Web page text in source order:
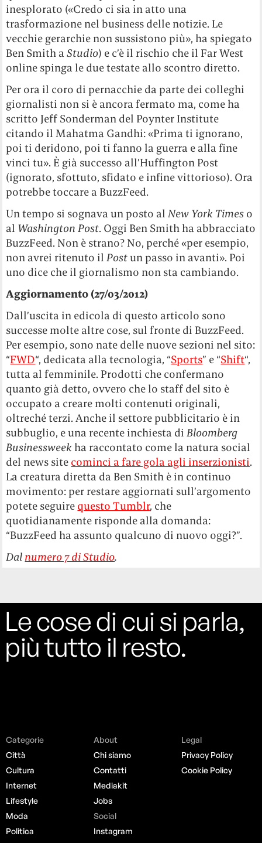
inesplorato («Credo ci sia in atto una
trasformazione nel business delle notizie. Le
vecchie gerarchie non sussistono più», ha spiegato
Ben Smith aStudio) e c’è il rischio che il Far West
online spinga le due testate allo scontro diretto.
Per ora il coro di pernacchie da parte dei colleghi
giornalisti non si è ancora fermato ma, come ha
scritto Jeff Sonderman del Poynter Institute
citando il Mahatma Gandhi: «Prima ti ignorano,
poi ti deridono, poi ti fanno la guerra e alla fine
vinci tu». È già successo all’Huffington Post
(ignorato, sfottuto, sfidato e infine vittorioso). Ora
potrebbe toccare a BuzzFeed.
Un tempo si sognava un posto alNew York Times o
al Washington Post. Oggi Ben Smith ha abbracciato
BuzzFeed. Non è strano? No, perché «per esempio,
non avrei ritenuto ilPostun passo in avanti». Poi
uno dice che il giornalismo non sta cambiando.
Aggiornamento (27/03/2012)
Dall’uscita in edicola di questo articolo sono
successe molte altre cose, sul fronte di BuzzFeed.
Per esempio, sono nate delle nuove sezioni nel sito:
“FWD“, dedicata alla tecnologia, “Sports” e “Shift“,
tutta al femminile. Prodotti che confermano
quanto già detto, ovvero che lo staff del sito è
occupato a creare molti contenuti originali,
oltreché terzi. Anche il settore pubblicitario è in
subbuglio, e una recente inchiesta diBloomberg
Businessweek ha raccontato come la natura social
del news site cominci a fare gola agli inserzionisti.
La creatura diretta da Ben Smith è in continuo
movimento: per restare aggiornati sull’argomento
potete seguire questo Tumblr, che
quotidianamente risponde alla domanda:
“BuzzFeed ha assunto qualcuno di nuovo oggi?”.
Dal numero 7 di Studio.
Le cose di cui si parla,
più tutto il resto.
Categorie
Città
Cultura
Internet
Lifestyle
Moda
Politica
About
Chi siamo
Contatti
Mediakit
Jobs
Social
Instagram
Legal
Privacy Policy
Cookie Policy